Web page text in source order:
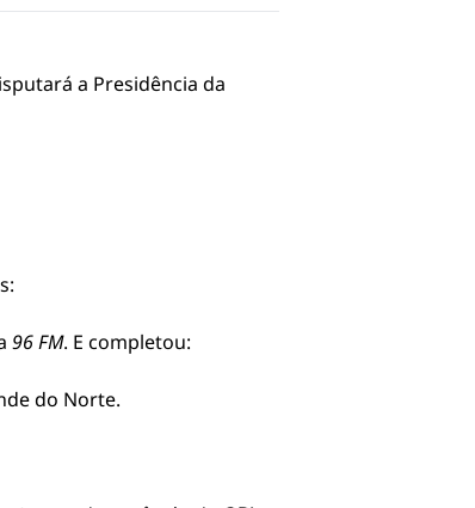
a Presidência da
96 FM. E completou:
do Norte.